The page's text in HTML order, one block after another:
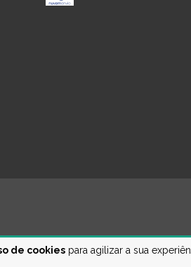
de cookies para agilizar a sua